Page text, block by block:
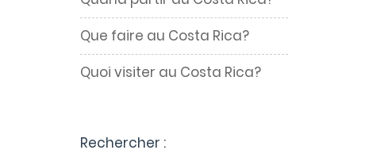
Que faire au Costa Rica?
Quoi visiter au Costa Rica?
Rechercher :